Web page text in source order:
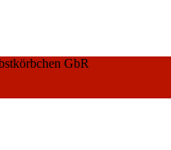
GbR